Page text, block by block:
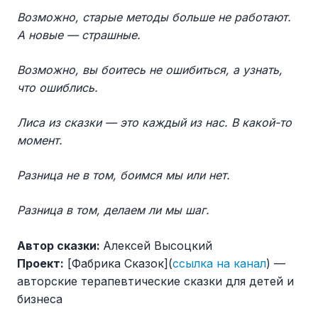
Возможно, старые методы больше не работают.
А новые — страшные.
Возможно, вы боитесь не ошибиться, а узнать,
что ошиблись.
Лиса из сказки — это каждый из нас. В какой-то
момент.
Разница не в том, боимся мы или нет.
Разница в том, делаем ли мы шаг.
Автор сказки: Алексей Высоцкий
Проект: [Фабрика Сказок](ссылка на канал) —
авторские терапевтические сказки для детей и
бизнеса